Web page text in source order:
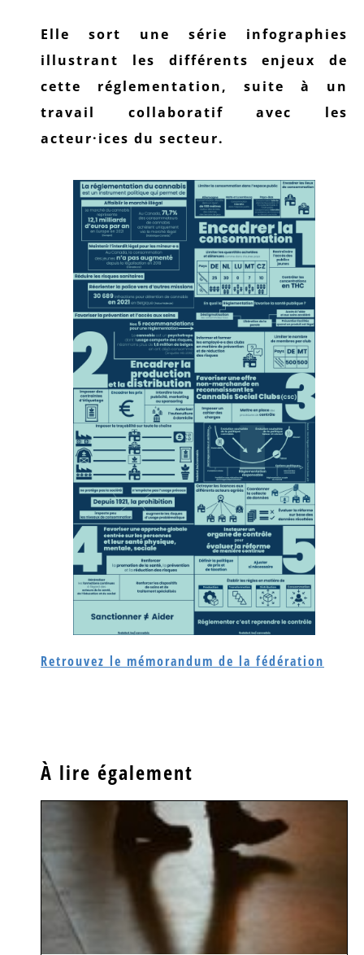
Elle sort une série infographies
illustrant les différents enjeux de
cette réglementation, suite à un
travail collaboratif avec les
acteur·ices du secteur.
Retrouvez le mémorandum de la fédération
À lire également